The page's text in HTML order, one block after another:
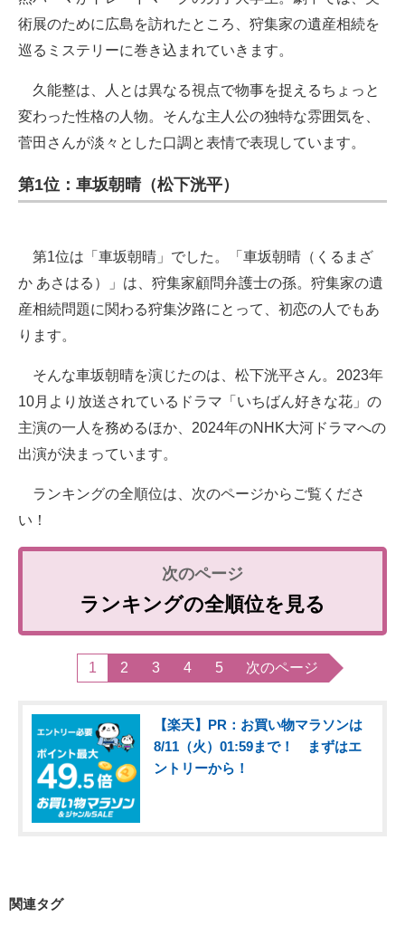
術展のために広島を訪れたところ、狩集家の遺産相続を
巡るミステリーに巻き込まれていきます。
久能整は、人とは異なる視点で物事を捉えるちょっと
変わった性格の人物。そんな主人公の独特な雰囲気を、
菅田さんが淡々とした口調と表情で表現しています。
第1位：車坂朝晴（松下洸平）
第1位は「車坂朝晴」でした。「車坂朝晴（くるまざ
か あさはる）」は、狩集家顧問弁護士の孫。狩集家の遺
産相続問題に関わる狩集汐路にとって、初恋の人でもあ
ります。
そんな車坂朝晴を演じたのは、松下洸平さん。2023年
10月より放送されているドラマ「いちばん好きな花」の
主演の一人を務めるほか、2024年のNHK大河ドラマへの
出演が決まっています。
ランキングの全順位は、次のページからご覧くださ
い！
ランキングの全順位を見る
1 2 3 4 5 次のページ
【楽天】PR：お買い物マラソンは
8/11（火）01:59まで！ まずはエ
ントリーから！
関連タグ